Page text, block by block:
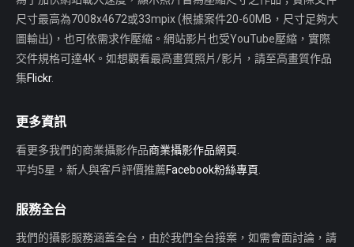
尺寸最高為7008x4672或33mpix (根據案件20-60MB，尺寸足夠大
圖輸出)，也可依需求作壓縮。網站影片也受YouTube壓縮，實際
交件規格可達4K。如想觀看最高畫質照片/影片，請至高畫質作品
集Flickr.
更多資訊
看更多我們的商業攝影作品商業攝影作品網頁.
平均5星，新人與客戶評價推薦Facebook粉絲專頁.
服務全台
我們的攝影服務涵蓋全台，由於我們全台接案，如需會面討論，請